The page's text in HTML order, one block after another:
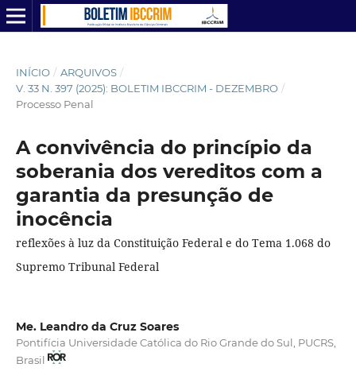
INÍCIO / ARQUIVOS /
V. 33 N. 397 (2025): BOLETIM IBCCRIM - DEZEMBRO /
Processo Penal
A convivência do princípio da
soberania dos vereditos com a
garantia da presunção de
inocência
reflexões à luz da Constituição Federal e do Tema 1.068 do
Supremo Tribunal Federal
Me. Leandro da Cruz Soares
Pontifícia Universidade Católica do Rio Grande do Sul, PUCRS,
Brasil